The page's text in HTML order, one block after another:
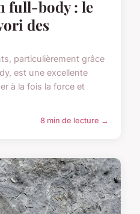
full-body : le
des
particulièrement grâce
est une excellente
à la fois la force et
8 min de lecture →